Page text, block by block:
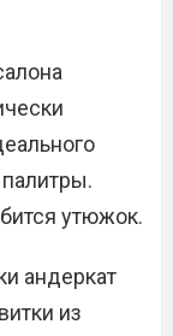
утюжок.
андеркат
из